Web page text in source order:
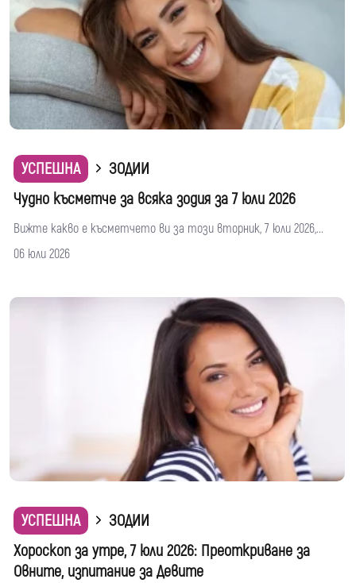
УСПЕШНА
ЗОДИИ
Чудно късметче за всяка зодия за 7 юли 2026
Вижте какво е късметчето ви за този вторник, 7 юли 2026,...
06 юли 2026
УСПЕШНА
ЗОДИИ
Хороскоп за утре, 7 юли 2026: Преоткриване за
Овните, изпитание за Девите